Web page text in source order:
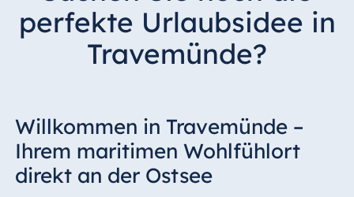
Hotel Bonn
Hotel Bremen
Hotel Darmstadt
Hotel Frankfurt
Hotel am
Schlossgarten
Fulda
perfekte Urlaubsidee in
Travemünde?
Willkommen in Travemünde –
Ihrem maritimen Wohlfühlort
direkt an der Ostsee